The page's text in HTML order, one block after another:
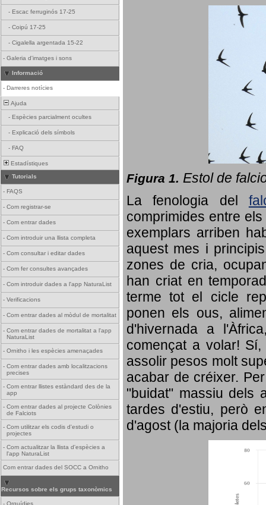
- Escac ferruginós 17-25
- Coipú 17-25
- Cigalella argentada 15-22
- Galeria d'imatges i sons
Informació
- Darreres notícies
Ajuda
- Espècies parcialment ocultes
- Explicació dels símbols
- FAQ
Estadístiques
Tutorials
- FAQS
- Com registrar-se
- Com entrar dades
- Com introduir una llista completa
- Com consultar i editar dades
- Com fer consultes avançades
- Com introduir dades a l'app NaturaList
- Verificacions
- Com entrar dades al mòdul de mortalitat
- Com entrar dades de mortalitat a l'app
NaturaList
- Ornitho i les espècies amenaçades
- Com entrar dades amb localitzacions
precises
- Com entrar llistes estàndard des de la
app
- Com entrar dades al projecte Colònies
de Falciots
- Com utilitzar els codis d'estudi o
projectes
- Com actualitzar la llista d'espècies a
l'app NaturaList
Com entrar dades del SOCC a Ornitho
Recursos sobre els grups taxonòmics
- Orquídies
Figura 1. Estol de
La fenologia del
comprimides entre
exemplars arriben
aquest mes i
zones de cria,
han criat en
terme tot el cicle
ponen els ous,
d'hivernada a
començat a volar!
assolir pesos molt
acabar de créixer.
"buidat" massiu dels
tardes d'estiu, però
d'agost (la majoria